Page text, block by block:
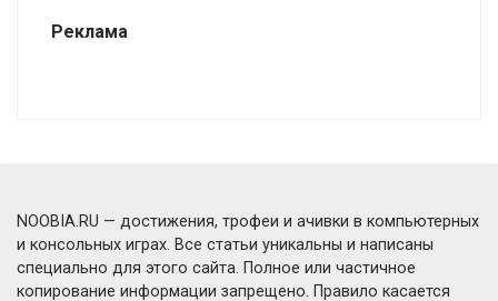
Реклама
NOOBIA.RU — достижения, трофеи и ачивки в компьютерных
и консольных играх. Все статьи уникальны и написаны
специально для этого сайта. Полное или частичное
копирование информации запрещено. Правило касается